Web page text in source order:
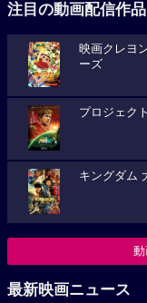
注目の動画配信作品
映画クレヨ
ーズ
プロジェク
キングダム
最新映画ニュース